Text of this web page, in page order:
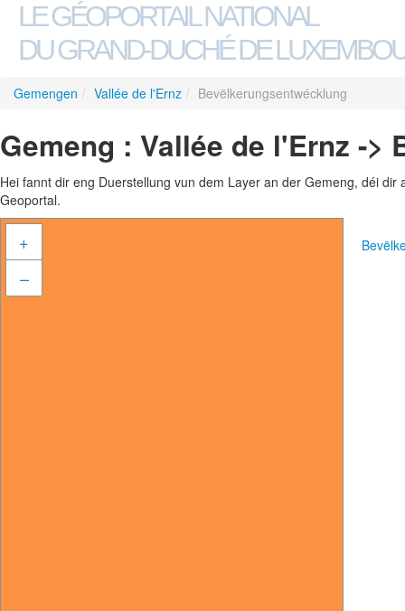
LE GÉOPORTAIL NATIONAL
DU GRAND-DUCHÉ DE
Gemengen / Vallée de l'Ernz / Bevëlkerungsentwécklung
Gemeng : Vallée de l'Ernz -
Hei fannt dir eng Duerstellung vun dem Layer an der Gemeng, déi
Geoportal.
+
–